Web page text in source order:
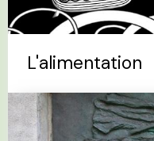
L'alimentation